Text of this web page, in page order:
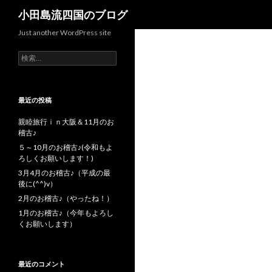
小田島流四国のブログ
Just another WordPress site
検索:
最近の投稿
親睦旅行ｉｎ大阪＆11月のお
稽古♪
５～10月のお稽古♪(令和もよ
ろしくお願いします！)
3月4月のお稽古♪（平成の最
後に(^^)v）
2月のお稽古♪（やったね！）
1月のお稽古♪（今年もよろし
くお願いします）
最近のコメント